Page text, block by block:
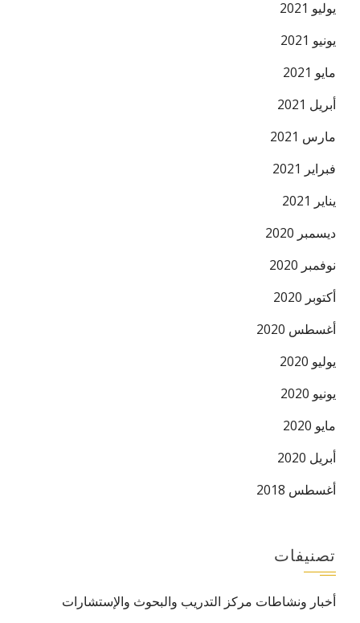
يوليو 2021
يونيو 2021
مايو 2021
أبريل 2021
مارس 2021
فبراير 2021
يناير 2021
ديسمبر 2020
نوفمبر 2020
أكتوبر 2020
أغسطس 2020
يوليو 2020
يونيو 2020
مايو 2020
أبريل 2020
أغسطس 2018
تصنيفات
أخبار ونشاطات مركز التدريب والبحوث والإستشارات